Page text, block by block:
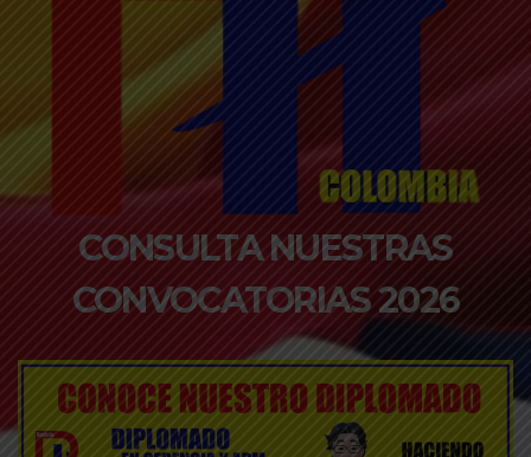
CONSULTA NUESTRAS
CONVOCATORIAS 2026